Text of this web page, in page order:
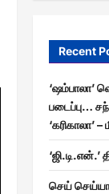
Recent
‘ஷம்பாலா’
படைப்பு…
‘கரிகாலா’
‘ஜி.டி.என்.’
செய்